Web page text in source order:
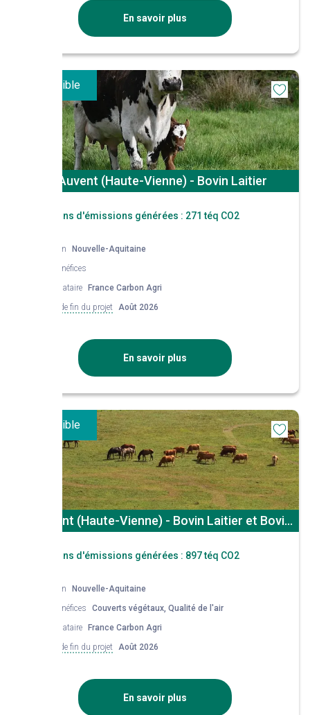
En savoir plus
Disponible
St Auvent (Haute-Vienne) - Bovin Laitier
Réductions d'émissions générées : 271 téq CO2
Région
Nouvelle-Aquitaine
Co-bénéfices
Mandataire
France Carbon Agri
Date de fin du projet Août 2026
En savoir plus
Disponible
St Auvent (Haute-Vienne) - Bovin Laitier et Bovin
Réductions d'émissions générées : 897 téq CO2
Région
Nouvelle-Aquitaine
Co-bénéfices
Couverts végétaux, Qualité de l'air
Mandataire
France Carbon Agri
Date de fin du projet Août 2026
En savoir plus